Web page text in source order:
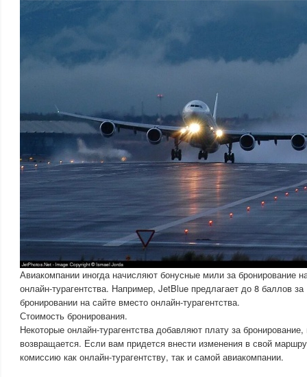
Авиакомпании иногда начисляют бонусные мили за бронирование
онлайн-турагентства. Например, JetBlue предлагает до 8 баллов
бронировании на сайте вместо онлайн-турагентства.
Стоимость бронирования.
Некоторые онлайн-турагентства добавляют плату за
возвращается. Если вам придется внести изменения в свой
комиссию как онлайн-турагентству, так и самой авиакомпании.